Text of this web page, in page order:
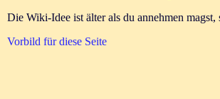
Die Wiki-Idee ist älter als du annehmen magst,
Vorbild für diese Seite